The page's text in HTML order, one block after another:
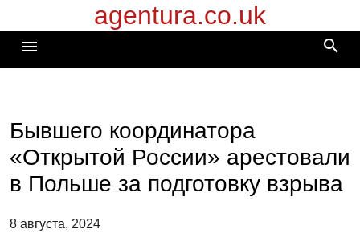
к
содержимому
agentura.co.uk
menu search
Бывшего координатора
«Открытой России» арестовали
в Польше за подготовку взрыва
8 августа, 2024